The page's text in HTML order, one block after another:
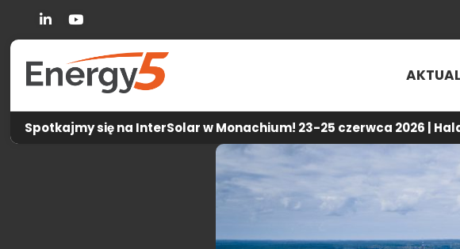
You Tube
Spotkajmy się na InterSolar w Monachium! 23-25 czerwca 2026 |
Energy5-Aktualności-